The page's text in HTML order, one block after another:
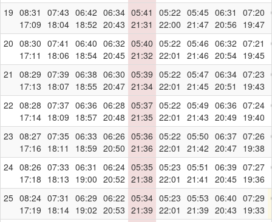
19 08:31
17:09
07:43
18:04
06:42
18:52
06:34
20:43
05:41
21:31
05:22
22:00
05:45
21:47
06:31
20:56
07:20
19:47
20 08:30
17:11
07:41
18:06
06:40
18:54
06:32
20:45
05:40
21:32
05:22
22:01
05:46
21:46
06:32
20:54
07:21
19:45
21
08:29
17:13
07:39
18:07
06:38
18:55
06:30
20:47
05:39
21:34
05:22
22:01
05:47
21:45
06:34
20:51
07:23
19:43
22 08:28
17:14
07:37
18:09
06:36
18:57
06:28
20:48
05:37
21:35
05:22
22:01
05:49
21:43
06:36
20:49
07:24
19:40
23 08:27
17:16
07:35
18:11
06:33
18:59
06:26
20:50
05:36
21:36
05:22
22:01
05:50
21:42
06:37
20:47
07:26
19:38
24 08:26
17:18
07:33
18:13
06:31
19:00
06:24
20:52
05:35
21:38
05:23
22:01
05:51
21:41
06:39
20:45
07:27
19:36
25 08:24
17:19
07:31
18:14
06:29
19:02
06:22
20:53
05:34
21:39
05:23
22:01
05:53
21:39
06:40
20:43
07:29
19:33